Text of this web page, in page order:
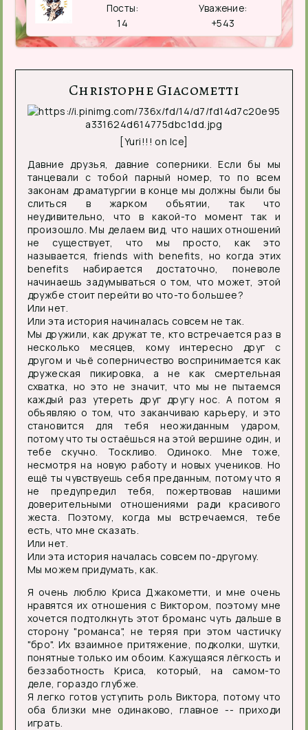
Уважение:
+543
Посты:
14
Christophe Giacometti
[Yuri!!! on Ice]
Давние друзья, давние соперники. Если бы мы
танцевали с тобой парный номер, то по всем
законам драматургии в конце мы должны были бы
слиться в жарком объятии, так что
неудивительно, что в какой-то момент так и
произошло. Мы делаем вид, что наших отношений
не существует, что мы просто, как это
называется, friends with benefits, но когда этих
benefits набирается достаточно, поневоле
начинаешь задумываться о том, что может, этой
дружбе стоит перейти во что-то большее?
Или нет.
Или эта история начиналась совсем не так.
Мы дружили, как дружат те, кто встречается раз в
несколько месяцев, кому интересно друг с
другом и чьё соперничество воспринимается как
дружеская пикировка, а не как смертельная
схватка, но это не значит, что мы не пытаемся
каждый раз утереть друг другу нос. А потом я
объявляю о том, что заканчиваю карьеру, и это
становится для тебя неожиданным ударом,
потому что ты остаёшься на этой вершине один, и
тебе скучно. Тоскливо. Одиноко. Мне тоже,
несмотря на новую работу и новых учеников. Но
ещё ты чувствуешь себя преданным, потому что я
не предупредил тебя, пожертвовав нашими
доверительными отношениями ради красивого
жеста. Поэтому, когда мы встречаемся, тебе
есть, что мне сказать.
Или нет.
Или эта история началась совсем по-другому.
Мы можем придумать, как.
Я очень люблю Криса Джакометти, и мне очень
нравятся их отношения с Виктором, поэтому мне
хочется подтолкнуть этот броманс чуть дальше в
сторону "романса", не теряя при этом частичку
"бро". Их взаимное притяжение, подколки, шутки,
понятные только им обоим. Кажущаяся лёгкость и
беззаботность Криса, который, на самом-то
деле, гораздо глубже.
Я легко готов уступить роль Виктора, потому что
оба близки мне одинаково, главное -- приходи
играть.